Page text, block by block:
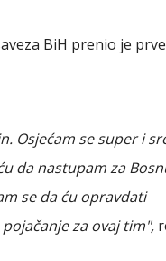
BiH prenio je
Osjećam se super i
da nastupam za
se da ću opravdati
za ovaj tim",